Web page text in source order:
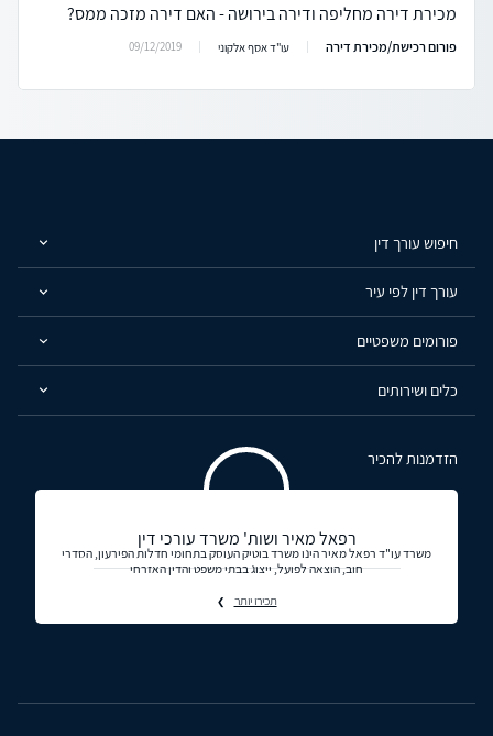
מכירת דירה מחליפה ודירה בירושה - האם דירה מזכה ממס?
פורום רכישת/מכירת דירה עו"ד אסף אלקוני 09/12/2019
חיפוש עורך דין
עורך דין לפי עיר
פורומים משפטיים
כלים ושירותים
הזדמנות להכיר
רפאל מאיר ושות' משרד עורכי דין
משרד עו"ד רפאל מאיר הינו משרד בוטיק העוסק בתחומי חדלות הפירעון, הסדרי
חוב, הוצאה לפועל, ייצוג בבתי משפט והדין האזרחי
תכירו יותר